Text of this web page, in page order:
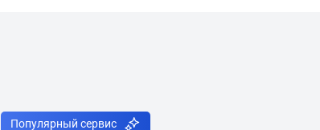
Популярный сервис